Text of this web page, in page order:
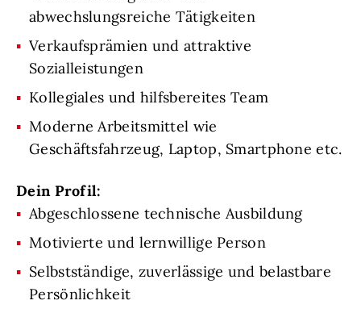
abwechslungsreiche Tätigkeiten
Verkaufsprämien und attraktive
Sozialleistungen
Kollegiales und hilfsbereites Team
Moderne Arbeitsmittel wie
Geschäftsfahrzeug, Laptop, Smartphone etc.
Dein Profil:
Abgeschlossene technische Ausbildung
Motivierte und lernwillige Person
Selbstständige, zuverlässige und belastbare
Persönlichkeit